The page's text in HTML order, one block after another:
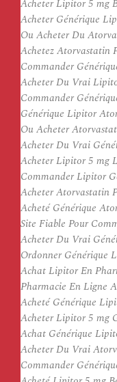
Acheter Lipitor 5 mg
Acheter Générique
Ou Acheter Du
Achetez Atorvastatin
Commander
Acheter Du Vrai
Commander
Générique Lipitor
Ou Acheter
Acheter Du Vrai
Acheter Lipitor 5 mg
Commander Lipitor
Acheter Atorvastatin
Acheté Générique
Site Fiable Pour
Acheter Du Vrai
Ordonner Générique
Achat Lipitor En
Pharmacie En Ligne
Acheté Générique
Acheter Lipitor 5 mg
Achat Générique
Acheter Du Vrai
Commander